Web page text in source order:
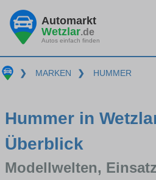
Automarkt
Wetzlar.de
Autos einfach finden
❯ MARKEN ❯ HUMMER
Hummer in
Überblick
Modellwelten,